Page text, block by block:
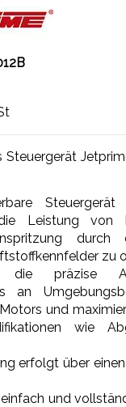
Steuergerät
Leistung von
durch
zu
die präzise
an
und
wie
erfolgt über
und